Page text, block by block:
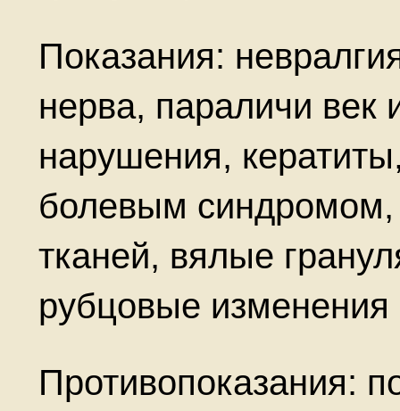
Показания:
нерва, параличи
нарушения,
болевым синдромом,
тканей, вялые
рубцовые изменения
Противопоказания: